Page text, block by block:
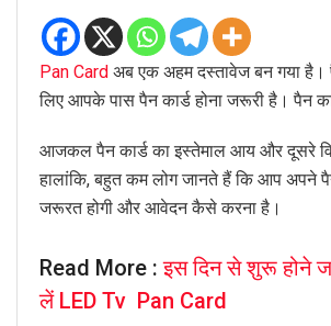
Pan Card अब एक अहम दस्तावेज बन गया है।
लिए आपके पास पैन कार्ड होना जरूरी है। पैन
आजकल पैन कार्ड का इस्तेमाल आय और दूसरे
हालांकि, बहुत कम लोग जानते हैं कि आप अपने
जरूरत होगी और आवेदन कैसे करना है।
Read More :इस दिन से शुरू होने
लें LED Tv Pan Card